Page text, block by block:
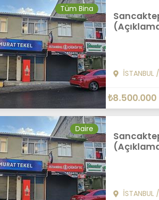
Tüm Bina
İSTANBUL/
₺8.500.000
Daire
İSTANBUL/